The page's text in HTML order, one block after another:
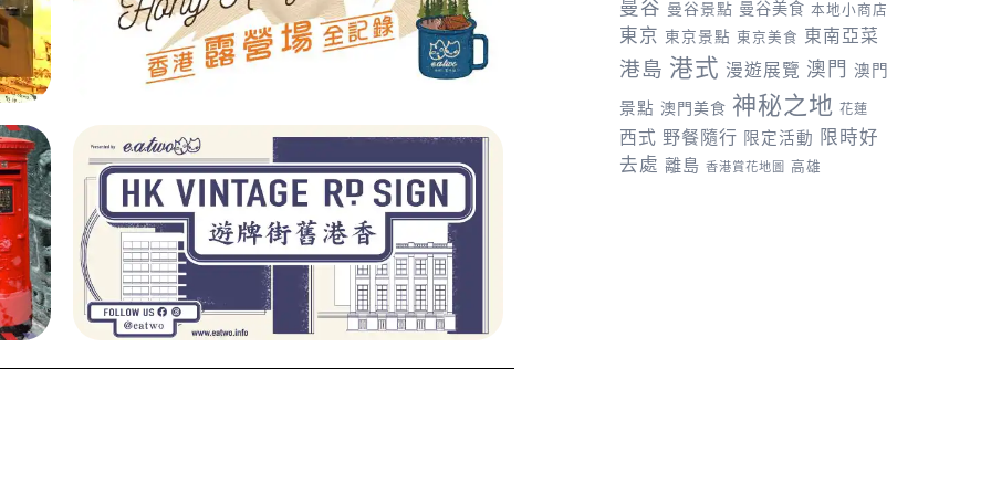
曼谷 曼谷景點 曼谷美食 本地小商店
東京 東京景點 東京美食 東南亞菜
港島 港式 漫遊展覽 澳門 澳門
景點 澳門美食 神秘之地 花蓮
西式 野餐隨行 限定活動 限時好
去處 離島 香港賞花地圖 高雄